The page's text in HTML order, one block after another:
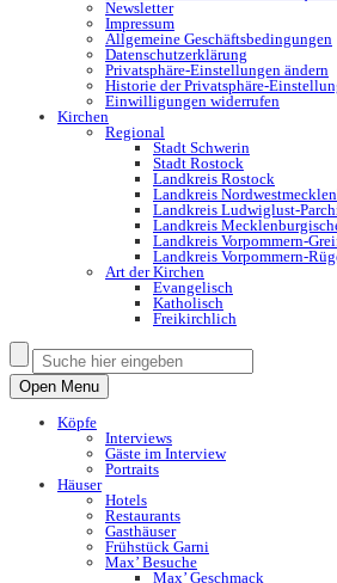
Newsletter
Impressum
Allgemeine Geschäftsbedingungen
Datenschutzerklärung
Privatsphäre-Einstellungen ändern
Historie der Privatsphäre-
Einwilligungen widerrufen
Kirchen
Regional
Stadt Schwerin
Stadt Rostock
Landkreis Rostock
Landkreis
Landkreis Ludwiglust-
Landkreis
Landkreis Vorpommern-
Landkreis Vorpommern-
Art der Kirchen
Evangelisch
Katholisch
Freikirchlich
Open Menu
Köpfe
Interviews
Gäste im Interview
Portraits
Häuser
Hotels
Restaurants
Gasthäuser
Frühstück Garni
Max’ Besuche
Max’ Geschmack